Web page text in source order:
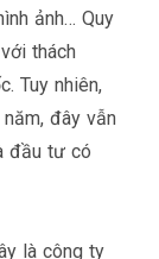
ảnh… Quy
thách
Tuy nhiên,
đây vẫn
đầu tư có
là công ty